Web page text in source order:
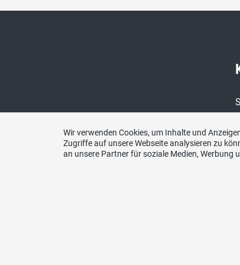
Wir verwenden Cookies, um Inhalte und
Zugriffe auf unsere Webseite analysieren zu
an unsere Partner für soziale Medien, Werbung